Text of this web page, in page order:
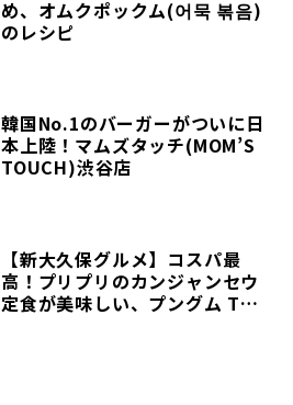
め、オムクポックム(어묵 볶음)
のレシピ
韓国No.1のバーガーがついに日
本上陸！マムズタッチ(MOM’S
TOUCH)渋谷店
【新大久保グルメ】コスパ最
高！プリプリのカンジャンセウ
定食が美味しい、プングム TAK